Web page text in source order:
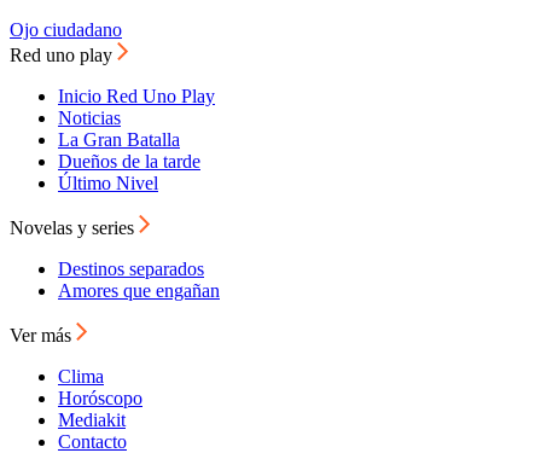
Ojo ciudadano
Red uno play
Inicio Red Uno Play
Noticias
La Gran Batalla
Dueños de la tarde
Último Nivel
Novelas y series
Destinos separados
Amores que engañan
Ver más
Clima
Horóscopo
Mediakit
Contacto